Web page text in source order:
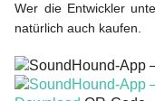
Wer die Entwickler
natürlich auch kaufen.